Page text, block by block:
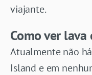
viajante.
Como ver
Atualmente não
Island e em